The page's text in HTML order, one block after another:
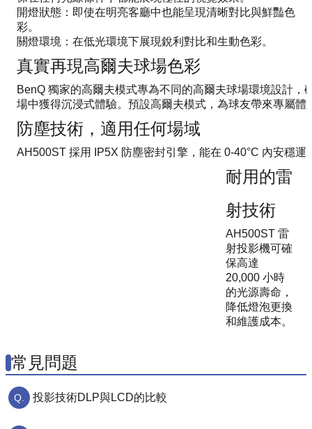
開燈狀態：即使在明亮客廳中也能呈現清晰對比與鮮豔色
彩。
關燈環境：在低光環境下展現銳利對比和生動色彩。
真實再現高爾夫球場色彩
BenQ 獨家的高爾夫模式專為不同的高爾夫球場環境設計，
場中獲得沉浸式體驗。預設高爾夫模式，為球友帶來專屬體
防塵技術，適用任何場域
AH500ST 採用 IP5X 防塵密封引擎，能在 0-40°C 內安穩運
耐用的雷
射技術
AH500ST 雷
射投影機可確
保高達
20,000 小時
的光源壽命，
降低燈泡更換
和維護成本。
常見問題
投影技術DLP與LCD的比較